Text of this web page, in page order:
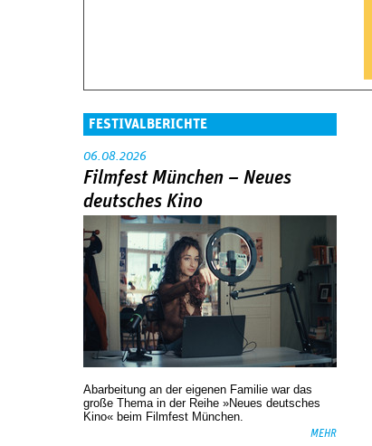
FESTIVALBERICHTE
06.08.2026
Filmfest München – Neues
deutsches Kino
Abarbeitung an der eigenen Familie war das
große Thema in der Reihe »Neues deutsches
Kino« beim Filmfest München.
MEHR